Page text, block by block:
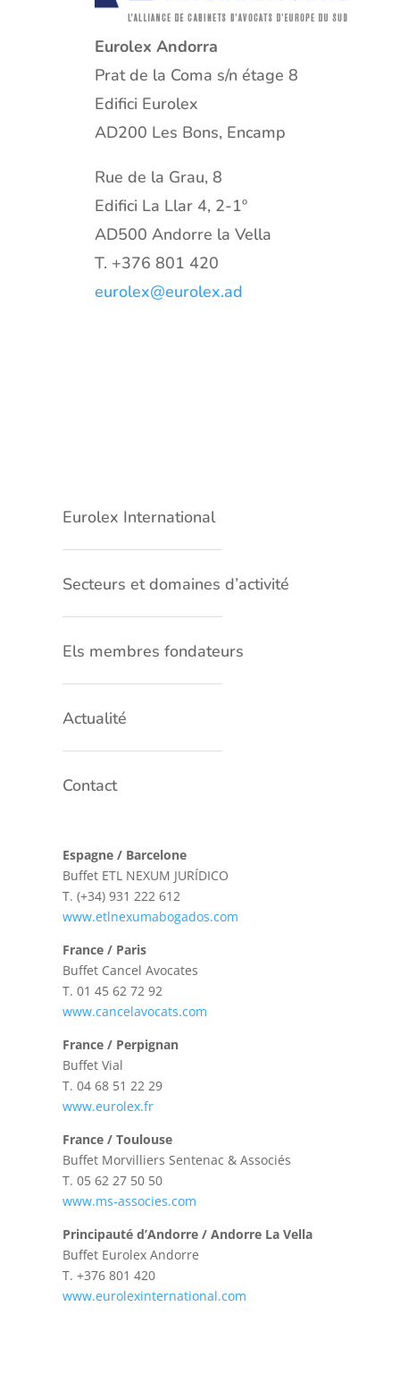
Eurolex Andorra
Prat de la Coma s/n étage 8
Edifici Eurolex
AD200 Les Bons, Encamp
Rue de la Grau, 8
Edifici La Llar 4, 2-1º
AD500 Andorre la Vella
T. +376 801 420
eurolex@eurolex.ad
Eurolex International
Secteurs et domaines d’activité
Els membres fondateurs
Actualité
Contact
Espagne / Barcelone
Buffet ETL NEXUM JURÍDICO
T. (+34) 931 222 612
www.etlnexumabogados.com
France / Paris
Buffet Cancel Avocates
T. 01 45 62 72 92
www.cancelavocats.com
France / Perpignan
Buffet Vial
T. 04 68 51 22 29
www.eurolex.fr
France / Toulouse
Buffet Morvilliers Sentenac & Associés
T. 05 62 27 50 50
www.ms-associes.com
Principauté d’Andorre / Andorre La Vella
Buffet Eurolex Andorre
T. +376 801 420
www.eurolexinternational.com